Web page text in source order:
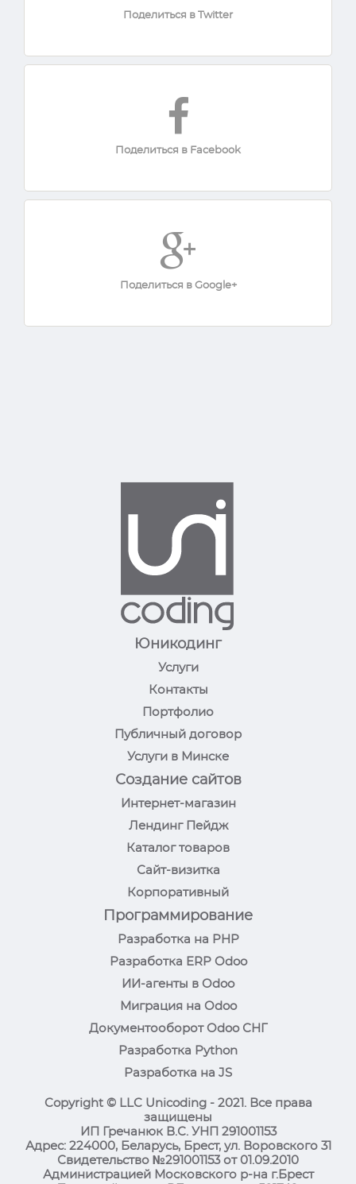
Поделиться в Twitter
Поделиться в Facebook
Поделиться в Google+
Юникодинг
Услуги
Контакты
Портфолио
Публичный договор
Услуги в Минске
Создание сайтов
Интернет-магазин
Лендинг Пейдж
Каталог товаров
Сайт-визитка
Корпоративный
Программирование
Разработка на PHP
Разработка ERP Odoo
ИИ-агенты в Odoo
Миграция на Odoo
Документооборот Odoo СНГ
Разработка Python
Разработка на JS
Copyright © LLC Unicoding - 2021. Все права
защищены
ИП Гречанюк В.С. УНП 291001153
Адрес: 224000, Беларусь, Брест, ул. Воровского 31
Свидетельство №291001153 от 01.09.2010
Администрацией Московского р-на г.Брест